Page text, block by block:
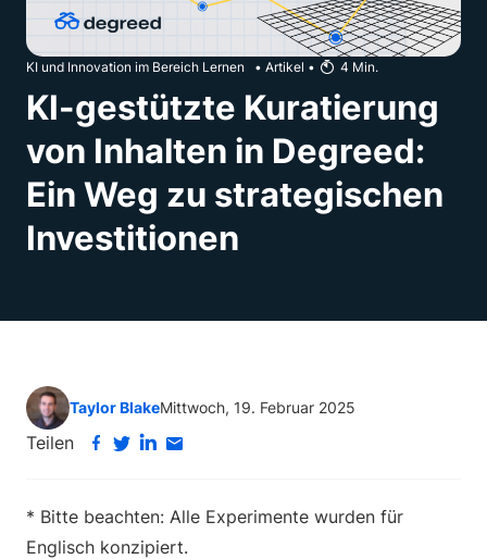
KI und Innovation im Bereich Lernen • Artikel • 4 Min.
KI-gestützte Kuratierung
von Inhalten in Degreed:
Ein Weg zu strategischen
Investitionen
Taylor BlakeMittwoch, 19. Februar 2025
Teilen
* Bitte beachten: Alle Experimente wurden für
Englisch konzipiert.